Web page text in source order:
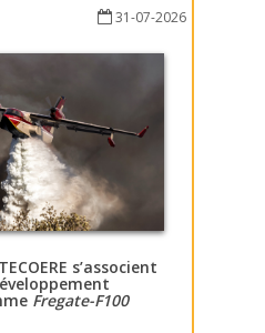
31-07-2026
s’associent
Fregate-F100